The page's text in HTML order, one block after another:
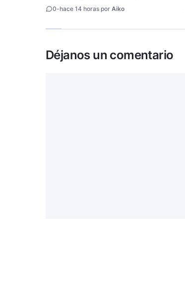
0-hace 14 horas por Aiko
Déjanos un comentario